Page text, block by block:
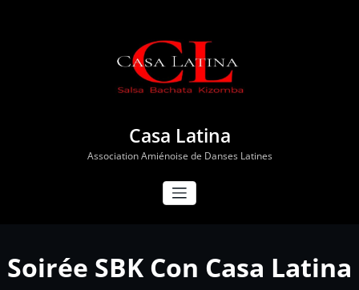
Casa Latina
Association Amiénoise de Danses Latines
Soirée SBK Con Casa Latina